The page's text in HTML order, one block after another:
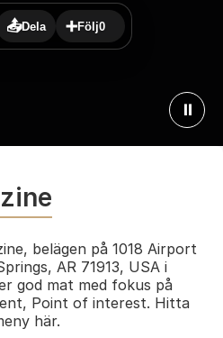
📤Dela ➕Följ0
⏸
belägen på 1018 Airport
AR 71913, USA i
god mat med fokus på
Point of interest. Hitta
här.